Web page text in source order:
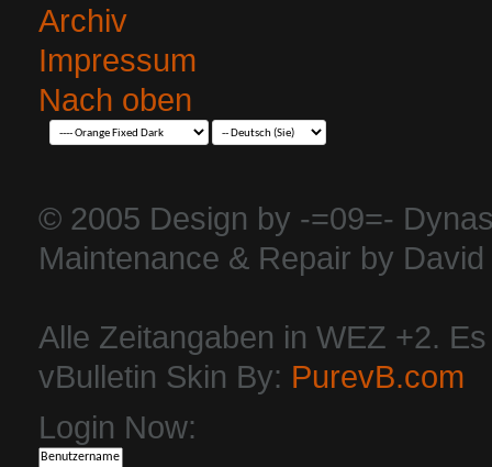
Archiv
Impressum
Nach oben
© 2005 Design by -=09=-
Maintenance & Repair by
Alle Zeitangaben in WEZ +2.
vBulletin Skin By: PurevB.com
Login Now: